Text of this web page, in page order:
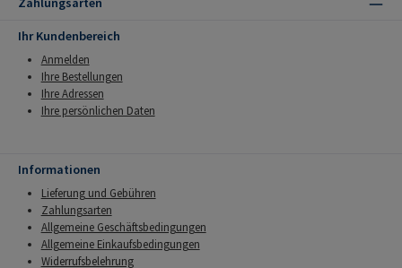
Ihr Kundenbereich
Anmelden
Ihre Bestellungen
Ihre Adressen
Ihre persönlichen Daten
Informationen
Lieferung und Gebühren
Zahlungsarten
Allgemeine Geschäftsbedingungen
Allgemeine Einkaufsbedingungen
Widerrufsbelehrung